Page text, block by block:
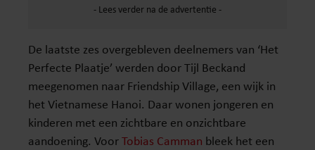
De laatste zes overgebleven deelnemers van ‘Het
Perfecte Plaatje’ werden door Tijl Beckand
meegenomen naar Friendship Village, een wijk in
het Vietnamese Hanoi. Daar wonen jongeren en
kinderen met een zichtbare en onzichtbare
aandoening. VoorTobias Camman bleek het een